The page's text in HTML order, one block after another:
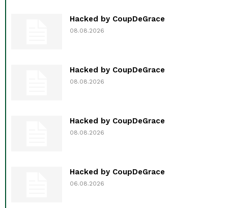
Hacked by CoupDeGrace
08.08.2026
Hacked by CoupDeGrace
08.08.2026
Hacked by CoupDeGrace
08.08.2026
Hacked by CoupDeGrace
06.08.2026